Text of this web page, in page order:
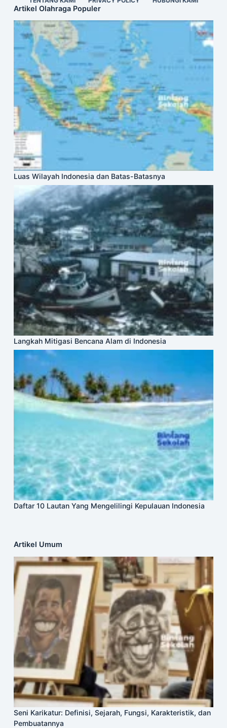
Artikel Olahraga Populer
Luas Wilayah Indonesia dan Batas-Batasnya
Langkah Mitigasi Bencana Alam di Indonesia
Daftar 10 Lautan Yang Mengelilingi Kepulauan Indonesia
Artikel Umum
Seni Karikatur: Definisi, Sejarah, Fungsi, Karakteristik, dan
Pembuatannya